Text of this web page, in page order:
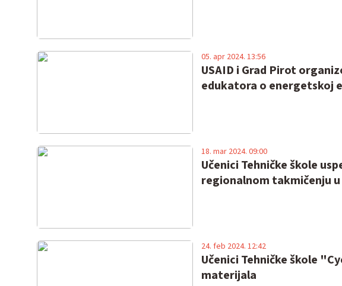
USAID i Grad Pirot
edukatora o energetskoj
05. apr 2024. 13:56
Učenici Tehničke škole
regionalnom takmičenju
18. mar 2024. 09:00
Učenici Tehničke škole
materijala
24. feb 2024. 12:42